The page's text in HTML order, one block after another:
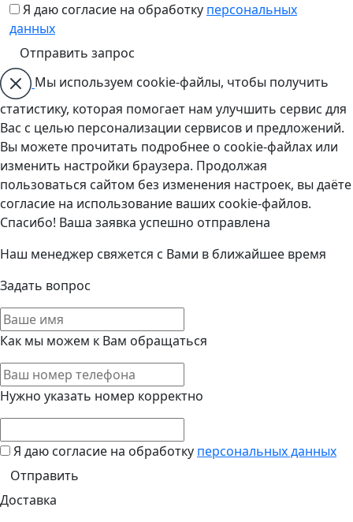
Я даю согласие на обработку персональных
данных
Мы используем cookie-файлы, чтобы получить
статистику, которая помогает нам улучшить сервис для
Вас с целью персонализации сервисов и предложений.
Вы можете прочитать подробнее о cookie-файлах или
изменить настройки браузера. Продолжая
пользоваться сайтом без изменения настроек, вы даёте
согласие на использование ваших cookie-файлов.
Спасибо! Ваша заявка успешно отправлена
Наш менеджер свяжется с Вами в ближайшее время
Задать вопрос
Как мы можем к Вам обращаться
Нужно указать номер корректно
Я даю согласие на обработку персональных данных
Доставка